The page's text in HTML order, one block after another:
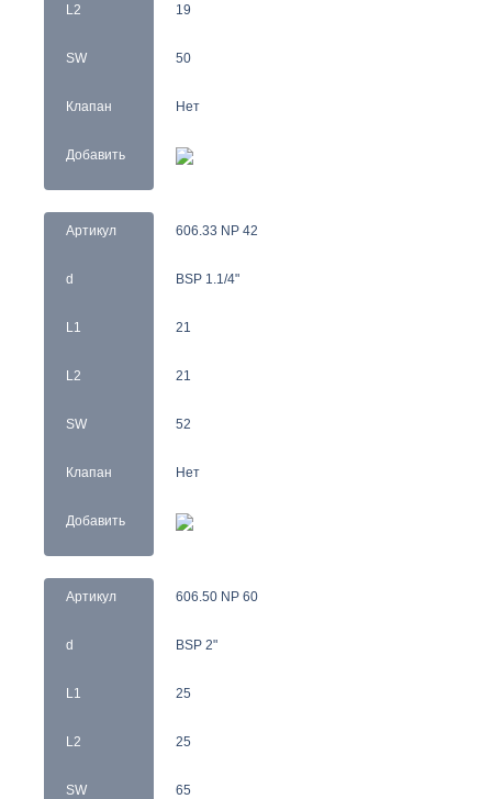
L2
SW
Клапан
Добавить
19
50
Нет
Артикул
d
L1
L2
SW
Клапан
Добавить
606.33 NP 42
BSP 1.1/4"
21
21
52
Нет
Артикул
d
L1
L2
SW
606.50 NP 60
BSP 2"
25
25
65